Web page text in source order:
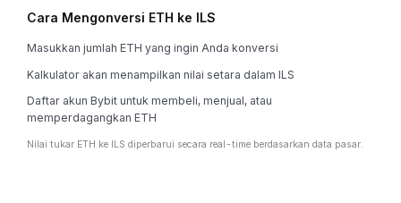
Cara Mengonversi ETH ke ILS
Masukkan jumlah ETH yang ingin Anda konversi
Kalkulator akan menampilkan nilai setara dalam ILS
Daftar akun Bybit untuk membeli, menjual, atau
memperdagangkan ETH
Nilai tukar ETH ke ILS diperbarui secara real-time berdasarkan data pasar.